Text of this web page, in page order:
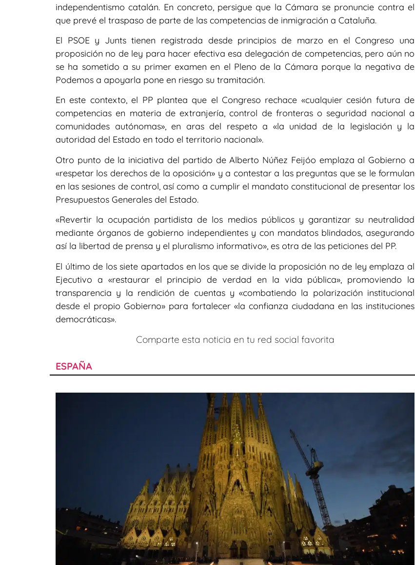
independentismo catalán. En concreto, persigue que la Cámara se pronuncie contra el
que prevé el traspaso de parte de las competencias de inmigración a Cataluña.
El PSOE y Junts tienen registrada desde principios de marzo en el Congreso una
proposición no de ley para hacer efectiva esa delegación de competencias, pero aún no
se ha sometido a su primer examen en el Pleno de la Cámara porque la negativa de
Podemos a apoyarla pone en riesgo su tramitación.
En este contexto, el PP plantea que el Congreso rechace «cualquier cesión futura de
competencias en materia de extranjería, control de fronteras o seguridad nacional a
comunidades autónomas», en aras del respeto a «la unidad de la legislación y la
autoridad del Estado en todo el territorio nacional».
Otro punto de la iniciativa del partido de Alberto Núñez Feijóo emplaza al Gobierno a
«respetar los derechos de la oposición» y a contestar a las preguntas que se le formulan
en las sesiones de control, así como a cumplir el mandato constitucional de presentar los
Presupuestos Generales del Estado.
«Revertir la ocupación partidista de los medios públicos y garantizar su neutralidad
mediante órganos de gobierno independientes y con mandatos blindados, asegurando
así la libertad de prensa y el pluralismo informativo», es otra de las peticiones del PP.
El último de los siete apartados en los que se divide la proposición no de ley emplaza al
Ejecutivo a «restaurar el principio de verdad en la vida pública», promoviendo la
transparencia y la rendición de cuentas y «combatiendo la polarización institucional
desde el propio Gobierno» para fortalecer «la confianza ciudadana en las instituciones
democráticas».
Comparte esta noticia en tu red social favorita
ESPAÑA